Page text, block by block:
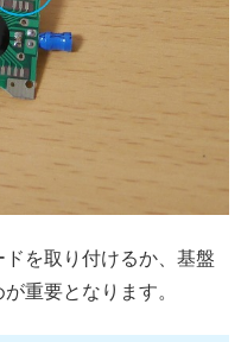
を取り付けるか、基盤
重要となります。